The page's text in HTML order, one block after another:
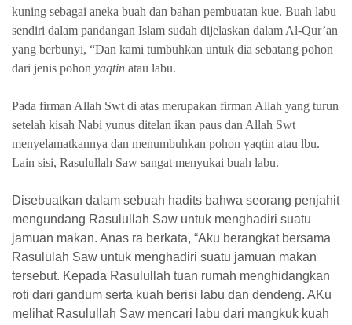
kuning sebagai aneka buah dan bahan pembuatan kue. Buah labu
sendiri dalam pandangan Islam sudah dijelaskan dalam Al-Qur’an
yang berbunyi, “Dan kami tumbuhkan untuk dia sebatang pohon
dari jenis pohon yaqtin atau labu.
Pada firman Allah Swt di atas merupakan firman Allah yang turun
setelah kisah Nabi yunus ditelan ikan paus dan Allah Swt
menyelamatkannya dan menumbuhkan pohon yaqtin atau lbu.
Lain sisi, Rasulullah Saw sangat menyukai buah labu.
Disebuatkan dalam sebuah hadits bahwa seorang penjahit
mengundang Rasulullah Saw untuk menghadiri suatu
jamuan makan. Anas ra berkata, “Aku berangkat bersama
Rasululah Saw untuk menghadiri suatu jamuan makan
tersebut. Kepada Rasulullah tuan rumah menghidangkan
roti dari gandum serta kuah berisi labu dan dendeng. AKu
melihat Rasulullah Saw mencari labu dari mangkuk kuah